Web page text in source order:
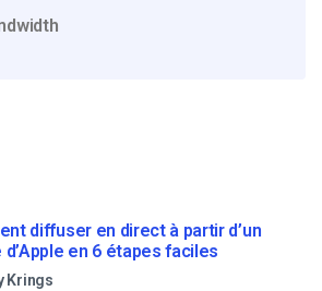
diffuser en direct à partir d’un
d’Apple en 6 étapes faciles
Krings